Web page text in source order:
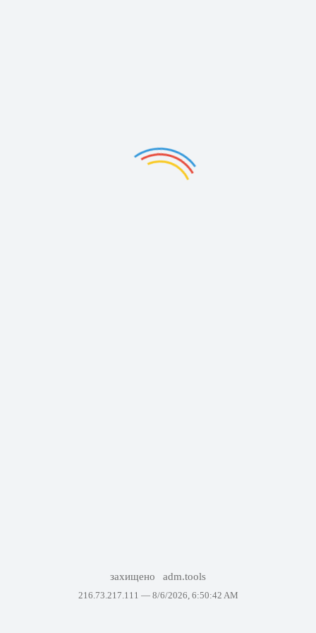
захищено adm.tools
216.73.217.111 — 8/6/2026, 6:50:42 AM